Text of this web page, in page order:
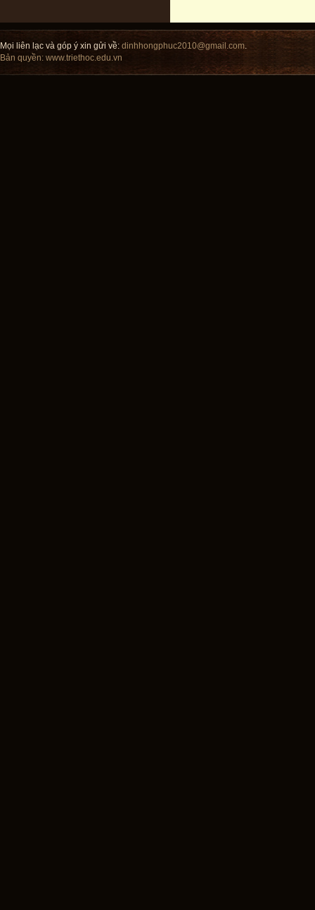
Mọi liên lạc và góp ý xin gửi về: dinhhongphuc2010@gmail.com.
Bản quyền: www.triethoc.edu.vn